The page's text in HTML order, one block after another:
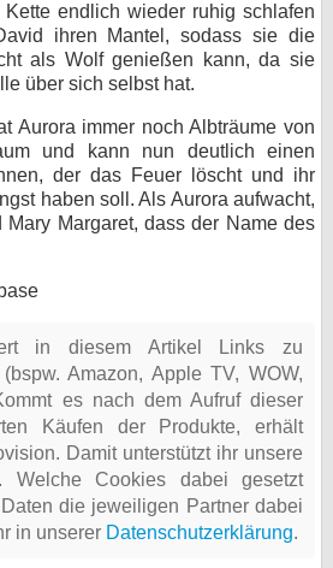
endlich wieder ruhig schlafen
ihren Mantel, sodass sie die
als Wolf genießen kann, da sie
über sich selbst hat.
Aurora immer noch Albträume von
und kann nun deutlich einen
der das Feuer löscht und ihr
haben soll. Als Aurora aufwacht,
Margaret, dass der Name des
in diesem Artikel Links zu
Amazon, Apple TV, WOW,
es nach dem Aufruf dieser
Käufen der Produkte, erhält
Damit unterstützt ihr unsere
Welche Cookies dabei gesetzt
die jeweiligen Partner dabei
in unserer Datenschutzerklärung.